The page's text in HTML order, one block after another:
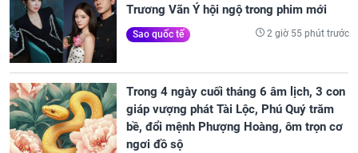
Trương Vãn Ý hội ngộ trong phim mới
Sao quốc tế 2 giờ 55 phút trước
Trong 4 ngày cuối tháng 6 âm lịch, 3 con
giáp vượng phát Tài Lộc, Phú Quý trăm
bề, đổi mệnh Phượng Hoàng, ôm trọn cơ
ngơi đồ sộ